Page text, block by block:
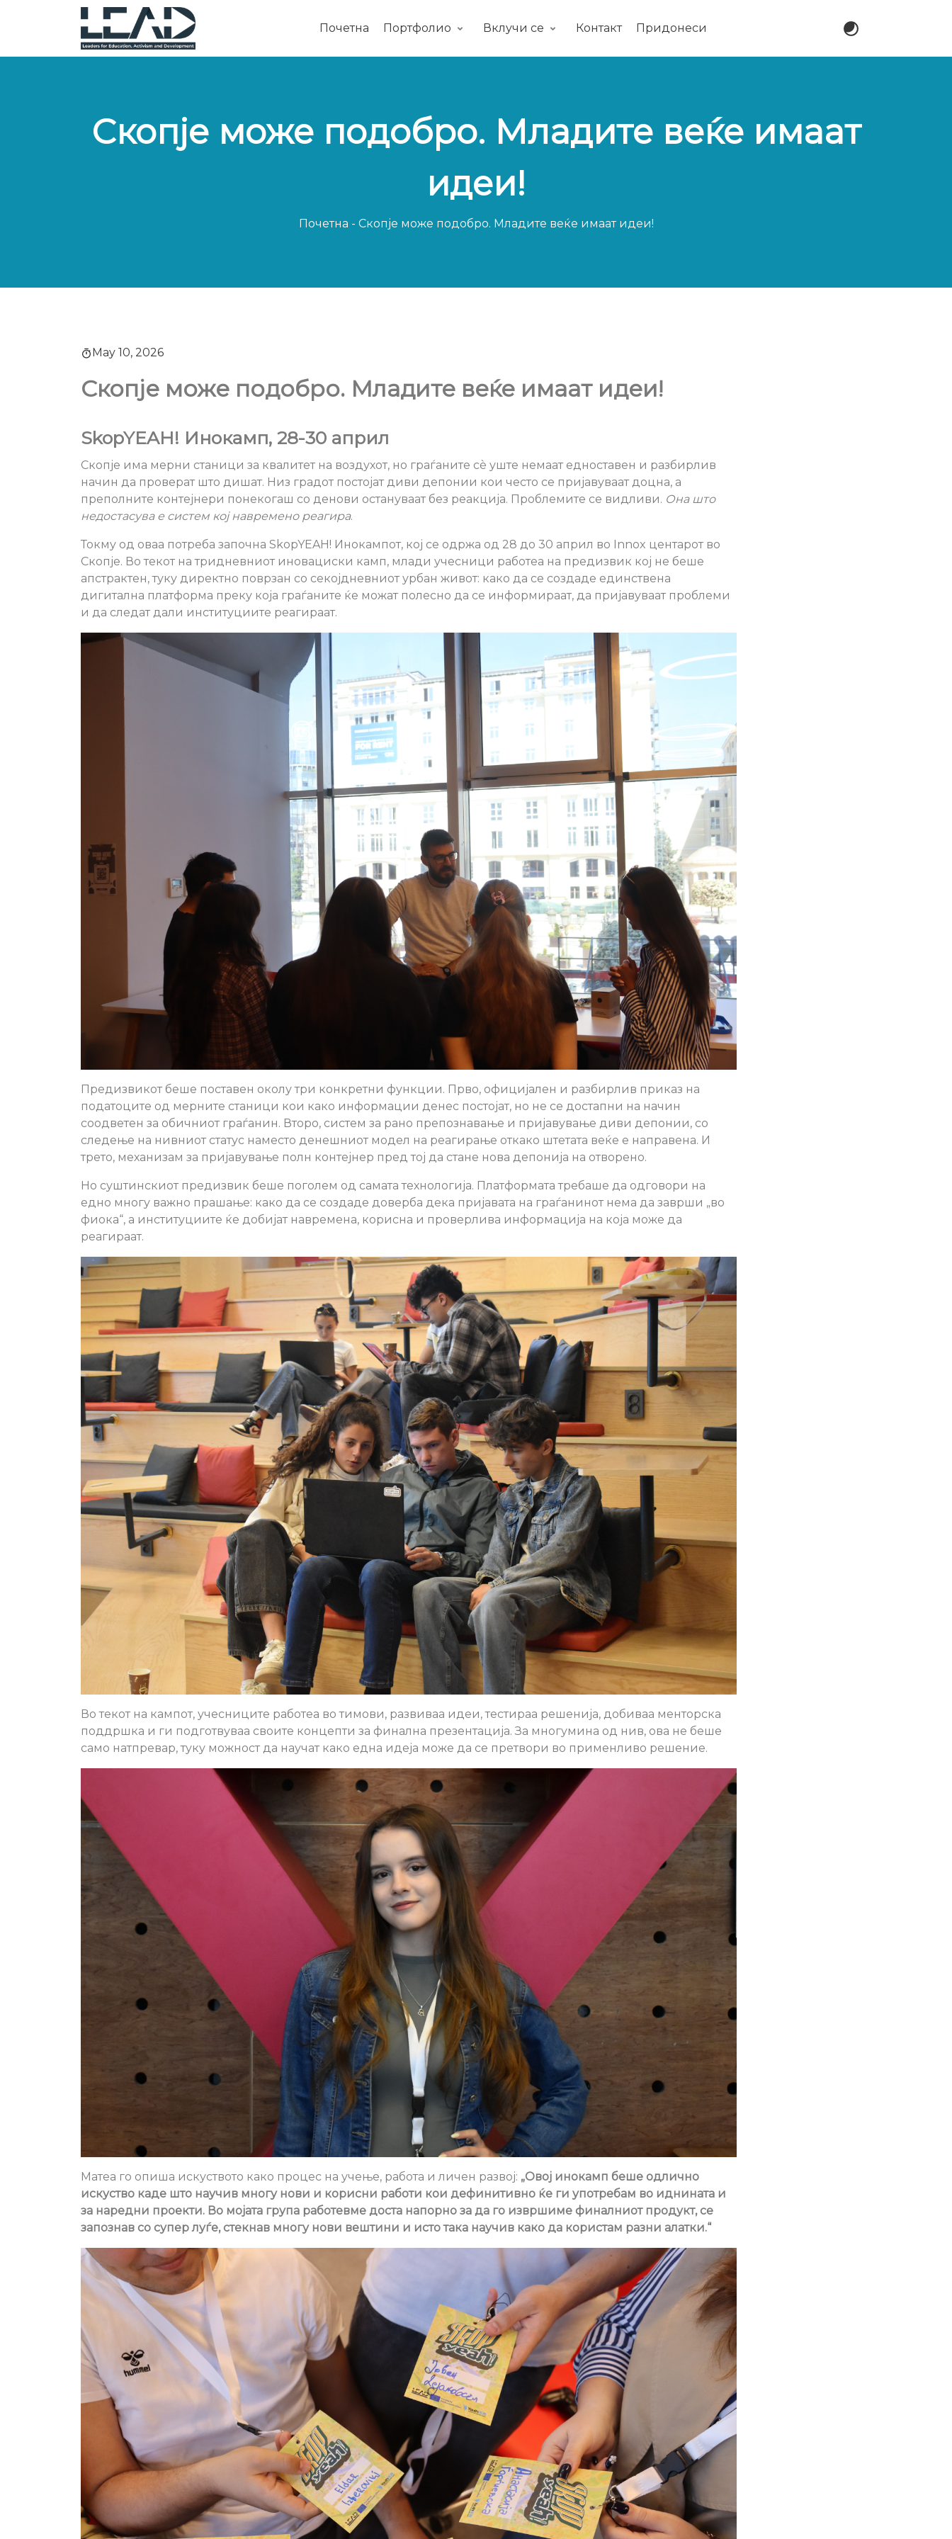
Почетна Портфолио Вклучи се Контакт Придонеси
Скопје може подобро. Младите веќе имаат
идеи!
Почетна - Скопје може подобро. Младите веќе имаат идеи!
May 10, 2026
Скопје може подобро. Младите веќе имаат идеи!
SkopYEAH! Инокамп, 28-30 април
Скопје има мерни станици за квалитет на воздухот, но граѓаните сè уште немаат едноставен и разбирлив
начин да проверат што дишат. Низ градот постојат диви депонии кои често се пријавуваат доцна, а
преполните контејнери понекогаш со денови остануваат без реакција. Проблемите се видливи. Она што
недостасува е систем кој навремено реагира.
Токму од оваа потреба започна SkopYEAH! Инокампот, кој се одржа од 28 до 30 април во Innox центарот во
Скопје. Во текот на тридневниот иновациски камп, млади учесници работеа на предизвик кој не беше
апстрактен, туку директно поврзан со секојдневниот урбан живот: како да се создаде единствена
дигитална платформа преку која граѓаните ќе можат полесно да се информираат, да пријавуваат проблеми
и да следат дали институциите реагираат.
Предизвикот беше поставен околу три конкретни функции. Прво, официјален и разбирлив приказ на
податоците од мерните станици кои како информации денес постојат, но не се достапни на начин
соодветен за обичниот граѓанин. Второ, систем за рано препознавање и пријавување диви депонии, со
следење на нивниот статус наместо денешниот модел на реагирање откако штетата веќе е направена. И
трето, механизам за пријавување полн контејнер пред тој да стане нова депонија на отворено.
Но суштинскиот предизвик беше поголем од самата технологија. Платформата требаше да одговори на
едно многу важно прашање: како да се создаде доверба дека пријавата на граѓанинот нема да заврши „во
фиока“, а институциите ќе добијат навремена, корисна и проверлива информација на која може да
реагираат.
Во текот на кампот, учесниците работеа во тимови, развиваа идеи, тестираа решенија, добиваа менторска
поддршка и ги подготвуваа своите концепти за финална презентација. За многумина од нив, ова не беше
само натпревар, туку можност да научат како една идеја може да се претвори во применливо решение.
Матеа го опиша искуството како процес на учење, работа и личен развој: „Овој инокамп беше одлично
искуство каде што научив многу нови и корисни работи кои дефинитивно ќе ги употребам во иднината и
за наредни проекти. Во мојата група работевме доста напорно за да го извршиме финалниот продукт, се
запознав со супер луѓе, стекнав многу нови вештини и исто така научив како да користам разни алатки.“